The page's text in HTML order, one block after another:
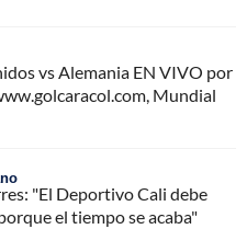
vs Alemania EN VIVO por
Mundial
"El Deportivo Cali debe
el tiempo se acaba"